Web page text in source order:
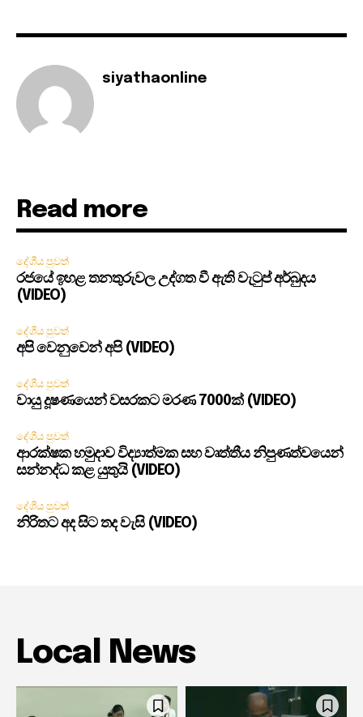
siyathaonline
Read more
දේශීය පුවත්
රජයේ ඉහළ තනතුරුවල උද්ගත වී ඇති වැටුප් අර්බුදය
(VIDEO)
දේශීය පුවත්
අපි වෙනුවෙන් අපි (VIDEO)
දේශීය පුවත්
වායු දූෂණයෙන් වසරකට මරණ 7000ක් (VIDEO)
දේශීය පුවත්
ආරක්ෂක හමුදාව විද්‍යාත්මක සහ වෘත්තීය නිපුණත්වයෙන්
සන්නද්ධ කළ යුතුයි (VIDEO)
දේශීය පුවත්
නිරිතට අද සිට තද වැසි (VIDEO)
Local News